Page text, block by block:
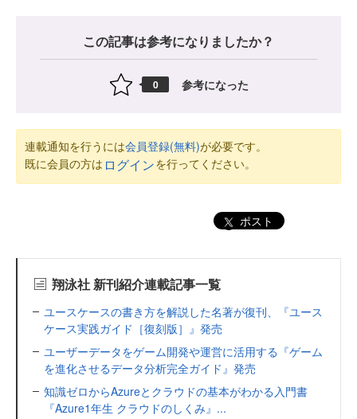
この記事は参考になりましたか？
0 参考になった
連載通知を行うには会員登録(無料)が必要です。
既に会員の方は ログインを行ってください。
ポスト
翔泳社 新刊紹介連載記事一覧
ユースケースの書き方を解説した名著が復刊、『ユース
ケース実践ガイド［復刻版］』発売
ユーザーデータをゲーム開発や運営に活用する『ゲーム
を進化させるデータ分析完全ガイド』発売
知識ゼロからAzureとクラウドの基本がわかる入門書
『Azure1年生 クラウドのしくみ』...